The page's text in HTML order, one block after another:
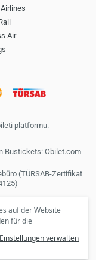
auf der Website
für die
können wir
Kampagnen zur
Einstellungen verwalten
Air
platformu.
Bustickets: Obilet.com
(TÜRSAB-Zertifikat